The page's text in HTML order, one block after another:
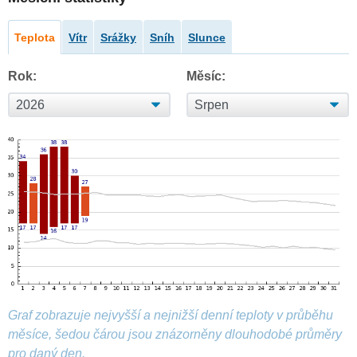
Teplota Vítr Srážky Sníh Slunce
Rok: Měsíc:
Graf zobrazuje nejvyšší a nejnižší denní teploty v průběhu
měsíce, šedou čárou jsou znázorněny dlouhodobé průměry
pro daný den.